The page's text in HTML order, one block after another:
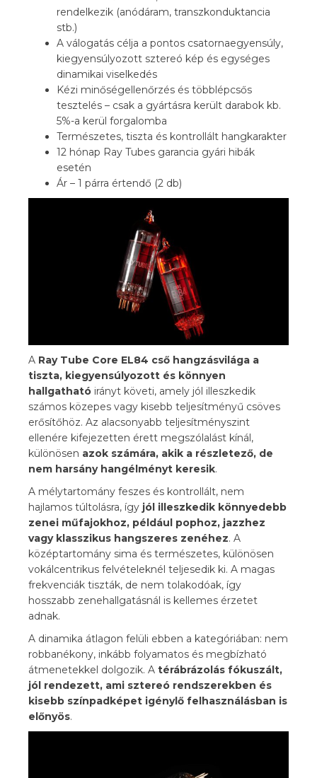
rendelkezik (anódáram, transzkonduktancia
stb.)
A válogatás célja a pontos csatornaegyensúly,
kiegyensúlyozott sztereó kép és egységes
dinamikai viselkedés
Kézi minőségellenőrzés és többlépcsős
tesztelés – csak a gyártásra került darabok kb.
5%-a kerül forgalomba
Természetes, tiszta és kontrollált hangkarakter
12 hónap Ray Tubes garancia gyári hibák
esetén
Ár – 1 párra értendő (2 db)
A Ray Tube Core EL84 cső hangzásvilága a
tiszta, kiegyensúlyozott és könnyen
hallgatható irányt követi, amely jól illeszkedik
számos közepes vagy kisebb teljesítményű csöves
erősítőhöz. Az alacsonyabb teljesítményszint
ellenére kifejezetten érett megszólalást kínál,
különösen azok számára, akik a részletező, de
nem harsány hangélményt keresik.
A mélytartomány feszes és kontrollált, nem
hajlamos túltolásra, így jól illeszkedik könnyedebb
zenei műfajokhoz, például pophoz, jazzhez
vagy klasszikus hangszeres zenéhez. A
középtartomány sima és természetes, különösen
vokálcentrikus felvételeknél teljesedik ki. A magas
frekvenciák tiszták, de nem tolakodóak, így
hosszabb zenehallgatásnál is kellemes érzetet
adnak.
A dinamika átlagon felüli ebben a kategóriában: nem
robbanékony, inkább folyamatos és megbízható
átmenetekkel dolgozik. A térábrázolás fókuszált,
jól rendezett, ami sztereó rendszerekben és
kisebb színpadképet igénylő felhasználásban is
előnyös.